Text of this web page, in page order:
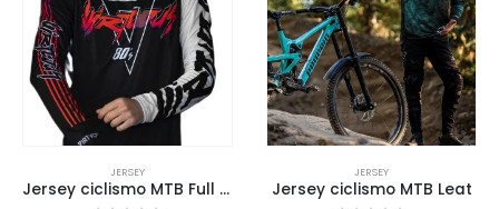
JERSEY
Jersey ciclismo MTB Full black
JERSEY
Jersey ciclismo MTB Leat